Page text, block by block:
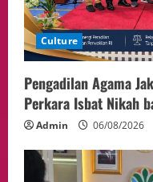
Culture
Pengadilan Agama
Perkara Isbat Nikah
Admin 06/08/2026